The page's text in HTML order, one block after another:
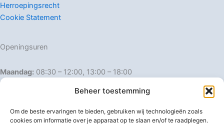
Beheer toestemming
Om de beste ervaringen te bieden, gebruiken wij technologieën zoals
cookies om informatie over je apparaat op te slaan en/of te raadplegen.
Herroepingsrecht
Cookie Statement
Openingsuren
Maandag: 08:30 – 12:00, 13:00 – 18:00
Dinsdag:
08:30 – 12:00, 13:00 – 18:00
Donderdag: 08:30 – 12:00, 13:00 – 18:00
Vrijdag: 08:30 – 12:00, 13:00 – 18:00